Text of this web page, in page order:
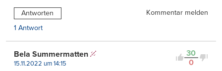
Antworten
Kommentar melden
1 Antwort
30
0
Bela Summermatten
15.11.2022 um 14:15